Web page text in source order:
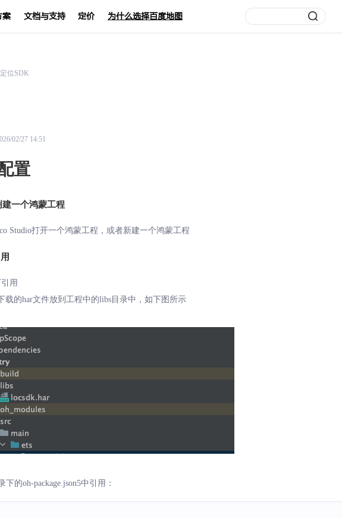
案 文档与支持 定价 为什么选择百度地图
位SDK
02/27 14:51
置
建一个鸿蒙工程
Studio打开一个鸿蒙工程，或者新建一个鸿蒙工程
引用
载的har文件放到工程中的libs目录中，如下图所示
下的oh-package.json5中引用：